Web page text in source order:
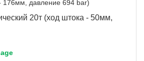
20т (ход штока - 50мм,